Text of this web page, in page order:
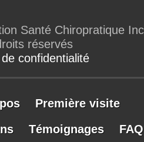
Santé Chiropratique
réservés
confidentialité
Première visite
Témoignages
FAQ